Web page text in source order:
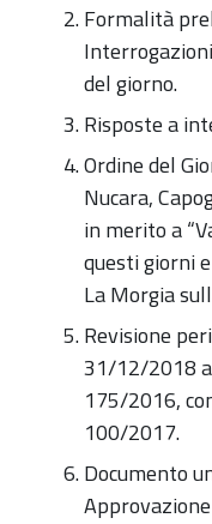
Formalità
del giorno.
Risposte a
Ordine del
Nucara,
in merito a
questi giorni
La Morgia
Revisione
31/12/2018
175/2016,
100/2017.
Documento